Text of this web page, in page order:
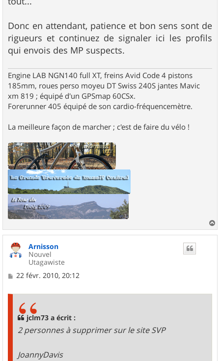
Donc en attendant, patience et bon sens sont de
rigueurs et continuez de signaler ici les profils
qui envois des MP suspects.
Engine LAB NGN140 full XT, freins Avid Code 4 pistons
185mm, roues perso moyeu DT Swiss 240S jantes Mavic
xm 819 ; équipé d'un GPSmap 60CSx.
Forerunner 405 équipé de son cardio-fréquencemètre.
La meilleure façon de marcher ; c'est de faire du vélo !
a
Arnisson
Nouvel
Utagawiste
M
22 févr. 2010, 20:12
jclm73 a écrit :
2 personnes à supprimer sur le site SVP
JoannyDavis